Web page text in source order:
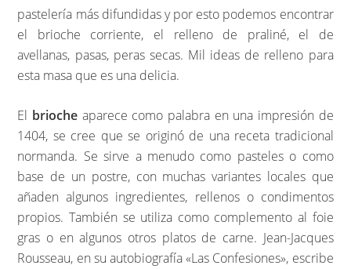
pastelería más difundidas y por esto podemos encontrar
el brioche corriente, el relleno de praliné, el de
avellanas, pasas, peras secas. Mil ideas de relleno para
esta masa que es una delicia.
El brioche aparece como palabra en una impresión de
1404, se cree que se originó de una receta tradicional
normanda. Se sirve a menudo como pasteles o como
base de un postre, con muchas variantes locales que
añaden algunos ingredientes, rellenos o condimentos
propios. También se utiliza como complemento al foie
gras o en algunos otros platos de carne. Jean-Jacques
Rousseau, en su autobiografía «Las Confesiones», escribe